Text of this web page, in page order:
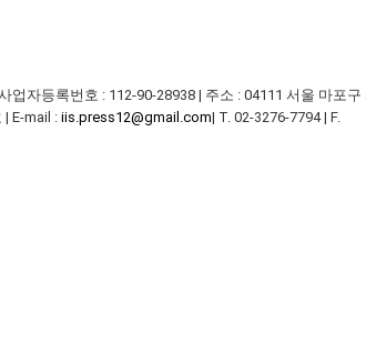
업자등록번호 : 112-90-28938 | 주소 : 04111 서울 마포
| E-mail : iis.press12@gmail.com| T. 02-3276-7794 | F.